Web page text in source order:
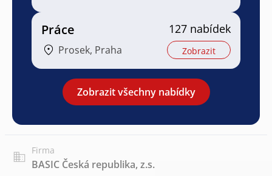
Práce
Prosek, Praha
127 nabídek
Zobrazit
Zobrazit všechny nabídky
Firma
BASIC Česká republika, z.s.